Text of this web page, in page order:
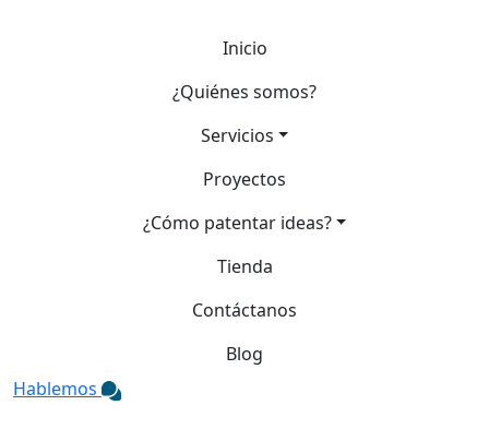
Inicio
¿Quiénes somos?
Servicios
Proyectos
¿Cómo patentar ideas?
Tienda
Contáctanos
Blog
Hablemos